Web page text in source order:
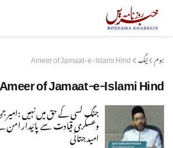
ہوم ٹیگ Ameer of Jamaat-e-Islami Hind
Ameer of Jamaat-e-Islami Hind
جنگ کسی کے حق میں نہیں :امیر
وعسکری قیادت سے پائیدار
امید جتائی